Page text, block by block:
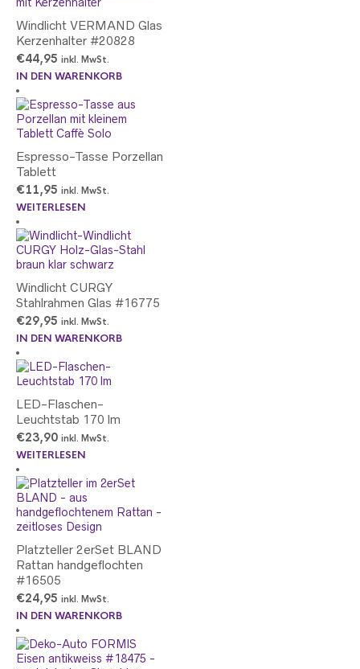
Windlicht VERMAND Glas
Kerzenhalter #20828
€44,95 inkl. MwSt.
IN DEN WARENKORB
Espresso-Tasse Porzellan
Tablett
€11,95 inkl. MwSt.
WEITERLESEN
Windlicht CURGY
Stahlrahmen Glas #16775
€29,95 inkl. MwSt.
IN DEN WARENKORB
LED-Flaschen-
Leuchtstab 170 lm
€23,90 inkl. MwSt.
WEITERLESEN
Platzteller 2erSet BLAND
Rattan handgeflochten
#16505
€24,95 inkl. MwSt.
IN DEN WARENKORB